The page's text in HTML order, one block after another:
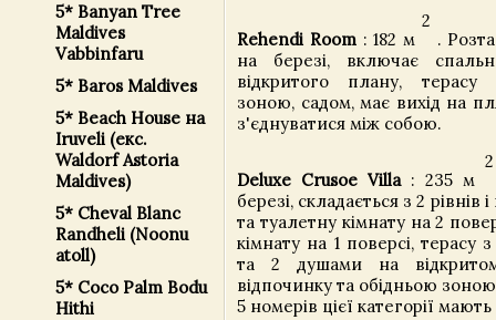
5* Banyan Tree
Maldives
Vabbinfaru
5* Baros Maldives
5* Beach House на
Iruveli (екс.
Waldorf Astoria
Maldives)
5* Cheval Blanc
Randheli (Noonu
atoll)
5* Coco Palm Bodu
Hithi
Rehendi Room: 182 м
2
.
на березі, включає
відкритого плану, терасу
зоною, садом, має вихід на
з'єднуватися між собою.
Deluxe Crusoe Villa: 235 м
2
березі, складається з 2
та туалетну кімнату на 2
кімнату на 1 поверсі, терасу
та 2 душами на
відпочинку та обідньою
5 номерів цієї категорії